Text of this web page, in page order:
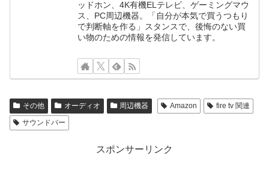
ッドホン、4K有機ELテレビ、ゲーミングマウ
ス、PC周辺機器。「自分が本気で買うつもり
で判断軸を作る」スタンスで、後悔のない買
い物のための情報を発信しています。
その他 オーディオ 周辺機器 Amazon
fire tv 関連
サウンドバー
スポンサーリンク